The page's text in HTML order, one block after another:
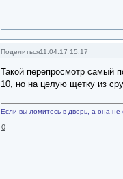
Поделиться11.04.17 15:17
Такой перепросмотр самый
10, но на целую щетку из
Если вы ломитесь в дверь, а она не
0